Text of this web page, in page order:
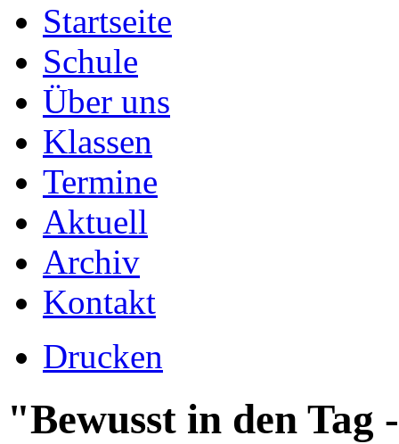
Startseite
Schule
Über uns
Klassen
Termine
Aktuell
Archiv
Kontakt
Drucken
"Bewusst in den Tag